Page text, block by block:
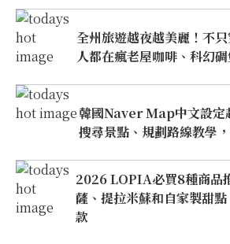
全州旅遊越夜越美麗！不
人都在瘋老屋咖啡、科幻
韓國Naver Map中文設定
搜尋景點、規劃路線教學
2026 LOPIA必買8種商品
薩、提拉米蘇和自家製甜
款